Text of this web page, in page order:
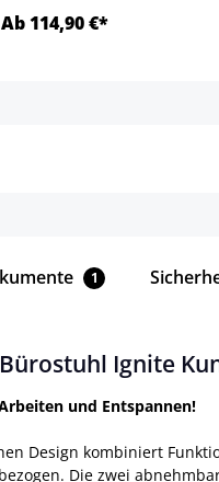
Ab 114,90 €*
1
Ignite
und Entspannen!
Design kombiniert
Die zwei